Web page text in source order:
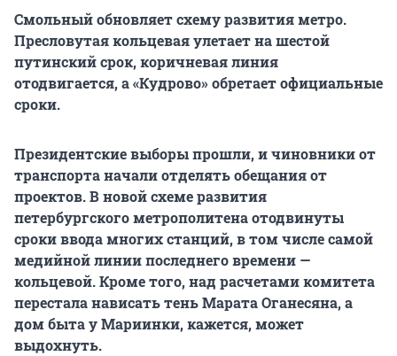
Смольный обновляет схему развития метро.
Пресловутая кольцевая улетает на шестой
путинский срок, коричневая линия
отодвигается, а «Кудрово» обретает официальные
сроки.
Президентские выборы прошли, и чиновники от
транспорта начали отделять обещания от
проектов. В новой схеме развития
петербургского метрополитена отодвинуты
сроки ввода многих станций, в том числе самой
медийной линии последнего времени —
кольцевой. Кроме того, над расчетами комитета
перестала нависать тень Марата Оганесяна, а
дом быта у Мариинки, кажется, может
выдохнуть.